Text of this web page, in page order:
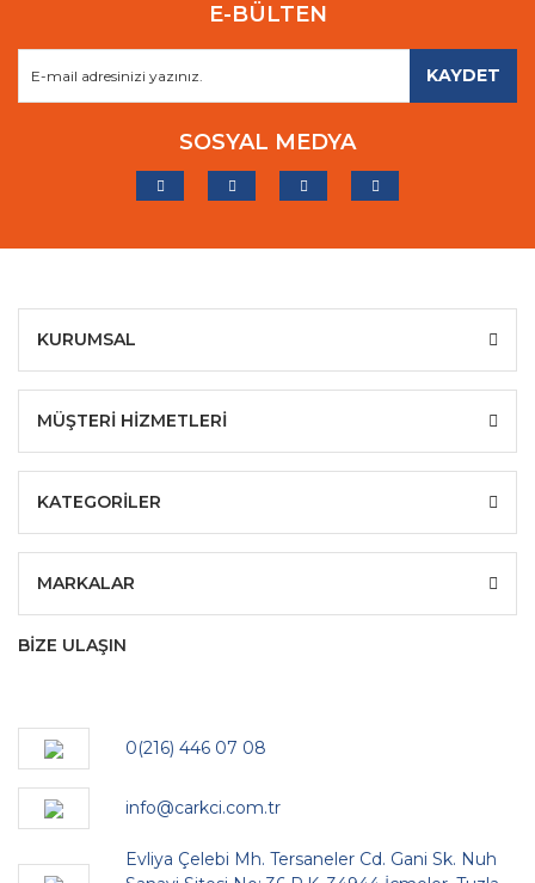
E-BÜLTEN
KAYDET
SOSYAL MEDYA
KURUMSAL
MÜŞTERİ HİZMETLERİ
KATEGORİLER
MARKALAR
BİZE ULAŞIN
0(216) 446 07 08
info@carkci.com.tr
Evliya Çelebi Mh. Tersaneler Cd. Gani Sk. Nuh